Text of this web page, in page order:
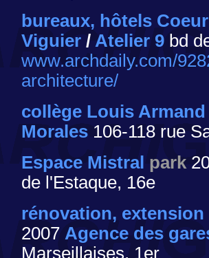
bureaux, hôtels
Viguier / Atelier 9 bd
www.archdaily.com/
architecture/
collège Louis Armand
Morales 106-118 rue
Espace Mistral park
de l'Estaque, 16e
rénovation,
2007 Agence des
Marseillaises, 1er